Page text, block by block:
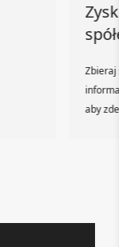
Zbieraj
aby